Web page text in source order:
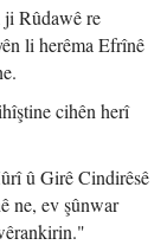
Rûdawê re
li herêma Efrînê
cihên herî
û Girê Cindirêsê
ne, ev şûnwar